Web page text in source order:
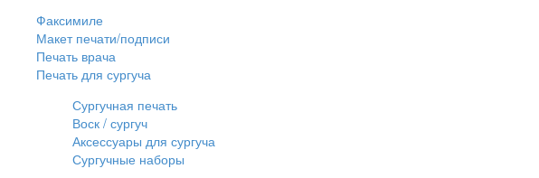
Факсимиле
Макет печати/подписи
Печать врача
Печать для сургуча
Сургучная печать
Воск / сургуч
Аксессуары для сургуча
Сургучные наборы